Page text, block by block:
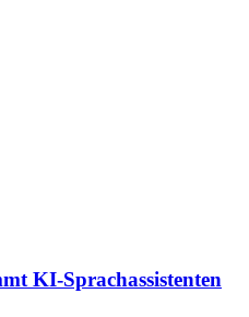
KI-Sprachassistenten